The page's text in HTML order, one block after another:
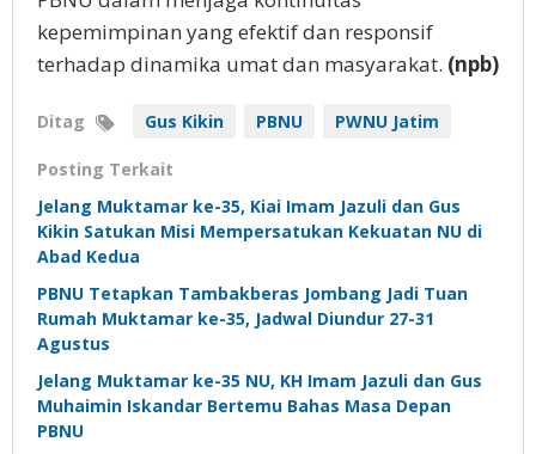
kepemimpinan yang efektif dan responsif
terhadap dinamika umat dan masyarakat. (npb)
Ditag Gus Kikin PBNU PWNU Jatim
Posting Terkait
Jelang Muktamar ke-35, Kiai Imam Jazuli dan Gus
Kikin Satukan Misi Mempersatukan Kekuatan NU di
Abad Kedua
PBNU Tetapkan Tambakberas Jombang Jadi Tuan
Rumah Muktamar ke-35, Jadwal Diundur 27-31
Agustus
Jelang Muktamar ke-35 NU, KH Imam Jazuli dan Gus
Muhaimin Iskandar Bertemu Bahas Masa Depan
PBNU